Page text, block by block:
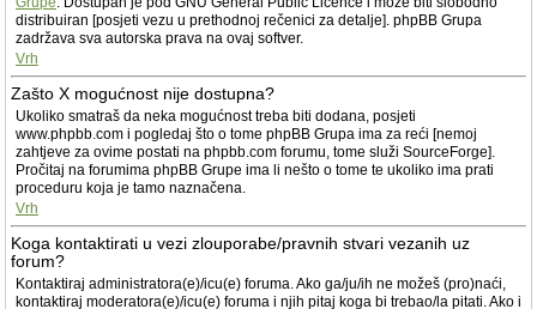
distribuiran [posjeti vezu u prethodnoj rečenici za detalje]. phpBB Grupa
zadržava sva autorska prava na ovaj softver.
Vrh
Zašto X mogućnost nije dostupna?
Ukoliko smatraš da neka mogućnost treba biti dodana, posjeti
www.phpbb.com i pogledaj što o tome phpBB Grupa ima za reći [nemoj
zahtjeve za ovime postati na phpbb.com forumu, tome služi SourceForge].
Pročitaj na forumima phpBB Grupe ima li nešto o tome te ukoliko ima prati
proceduru koja je tamo naznačena.
Vrh
Koga kontaktirati u vezi zlouporabe/pravnih stvari vezanih uz
forum?
Kontaktiraj administratora(e)/icu(e) foruma. Ako ga/ju/ih ne možeš (pro)naći,
kontaktiraj moderatora(e)/icu(e) foruma i njih pitaj koga bi trebao/la pitati. Ako i